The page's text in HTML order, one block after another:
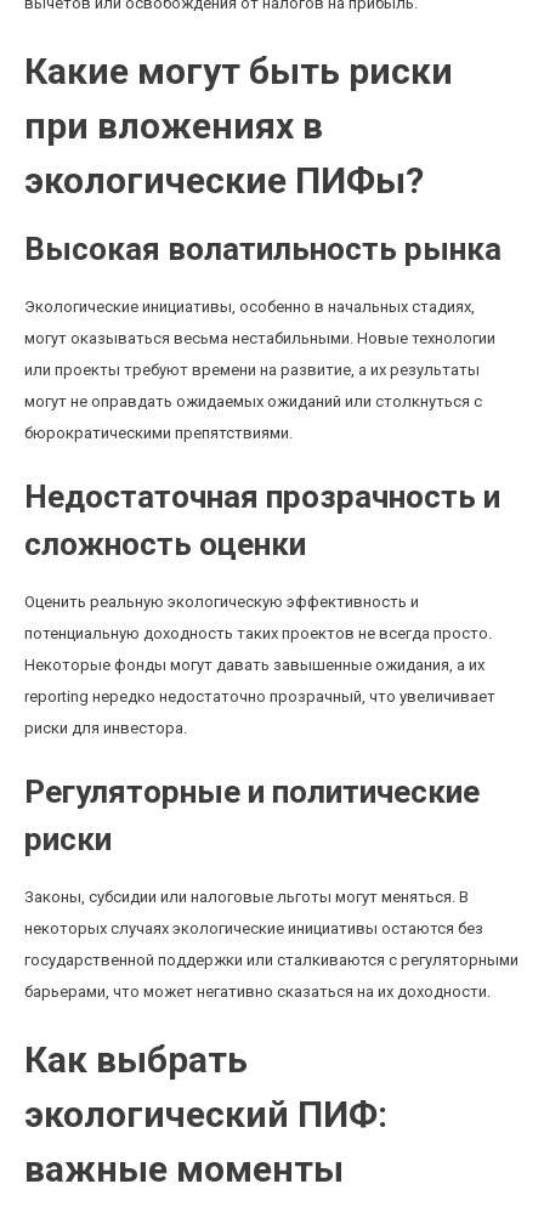
Какие могут быть риски
при вложениях в
экологические ПИФы?
Высокая волатильность рынка
Экологические инициативы, особенно в начальных стадиях,
могут оказываться весьма нестабильными. Новые технологии
или проекты требуют времени на развитие, а их результаты
могут не оправдать ожидаемых ожиданий или столкнуться с
бюрократическими препятствиями.
Недостаточная прозрачность и
сложность оценки
Оценить реальную экологическую эффективность и
потенциальную доходность таких проектов не всегда просто.
Некоторые фонды могут давать завышенные ожидания, а их
reporting нередко недостаточно прозрачный, что увеличивает
риски для инвестора.
Регуляторные и политические
риски
Законы, субсидии или налоговые льготы могут меняться. В
некоторых случаях экологические инициативы остаются без
государственной поддержки или сталкиваются с регуляторными
барьерами, что может негативно сказаться на их доходности.
Как выбрать
экологический ПИФ:
важные моменты